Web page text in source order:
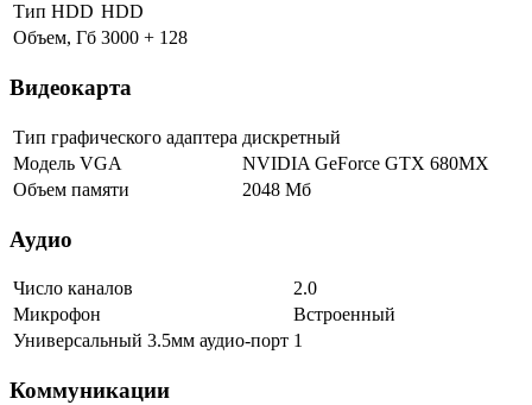
Тип HDD HDD
Объем, Гб 3000 + 128
Видеокарта
Тип графического адаптера дискретный
Модель VGA
NVIDIA GeForce GTХ 680MX
Объем памяти
2048 Мб
Аудио
Число каналов
2.0
Микрофон
Встроенный
Универсальный 3.5мм аудио-порт 1
Коммуникации